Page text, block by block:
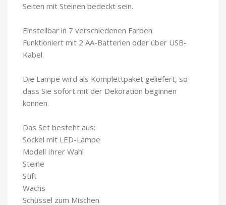
Seiten mit Steinen bedeckt sein.
Einstellbar in 7 verschiedenen Farben.
Funktioniert mit 2 AA-Batterien oder über USB-
Kabel.
Die Lampe wird als Komplettpaket geliefert, so
dass Sie sofort mit der Dekoration beginnen
können.
Das Set besteht aus:
Sockel mit LED-Lampe
Modell Ihrer Wahl
Steine
Stift
Wachs
Schüssel zum Mischen